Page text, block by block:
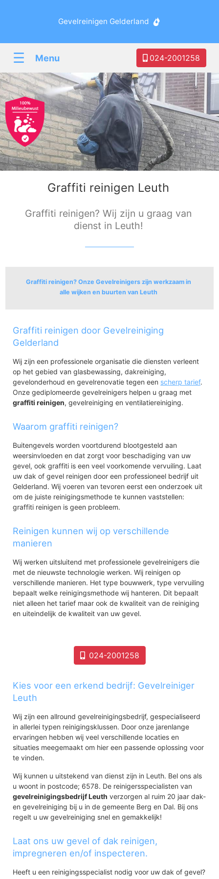
Gevelreinigen Gelderland
☰ Menu 024-2001258
Graffiti reinigen Leuth
Graffiti reinigen? Wij zijn u graag van
dienst in Leuth!
Graffiti reinigen? Onze Gevelreinigers zijn werkzaam in
alle wijken en buurten van Leuth
Leuth
Bedrijventerrein Lieskes Wengs
Graffiti reinigen door Gevelreiniging
Gelderland
Wij zijn een professionele organisatie die diensten verleent
op het gebied van glasbewassing, dakreiniging,
gevelonderhoud en gevelrenovatie tegen een scherp tarief.
Onze gediplomeerde gevelreinigers helpen u graag met
graffiti reinigen, gevelreiniging en ventilatiereiniging.
Waarom graffiti reinigen?
Buitengevels worden voortdurend blootgesteld aan
weersinvloeden en dat zorgt voor beschadiging van uw
gevel, ook graffiti is een veel voorkomende vervuiling. Laat
uw dak of gevel reinigen door een professioneel bedrijf uit
Gelderland. Wij voeren van tevoren eerst een onderzoek uit
om de juiste reinigingsmethode te kunnen vaststellen:
graffiti reinigen is geen probleem.
Reinigen kunnen wij op verschillende
manieren
Wij werken uitsluitend met professionele gevelreinigers die
met de nieuwste technologie werken. Wij reinigen op
verschillende manieren. Het type bouwwerk, type vervuiling
bepaalt welke reinigingsmethode wij hanteren. Dit bepaalt
niet alleen het tarief maar ook de kwaliteit van de reiniging
en uiteindelijk de kwaliteit van uw gevel.
024-2001258
Kies voor een erkend bedrijf: Gevelreiniger
Leuth
Wij zijn een allround gevelreinigingsbedrijf, gespecialiseerd
in allerlei typen reinigingsklussen. Door onze jarenlange
ervaringen hebben wij veel verschillende locaties en
situaties meegemaakt om hier een passende oplossing voor
te vinden.
Wij kunnen u uitstekend van dienst zijn in Leuth. Bel ons als
u woont in postcode; 6578. De reinigersspecialisten van
gevelreinigingsbedrijf Leuth verzorgen al ruim 20 jaar dak-
en gevelreiniging bij u in de gemeente Berg en Dal. Bij ons
regelt u uw gevelreiniging snel en gemakkelijk!
Laat ons uw gevel of dak reinigen,
impregneren en/of inspecteren.
Heeft u een reinigingsspecialist nodig voor uw dak of gevel?